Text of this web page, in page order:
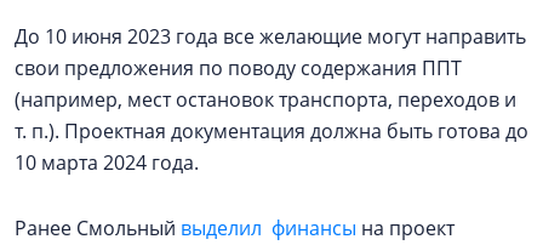
До 10 июня 2023 года все желающие могут направить
свои предложения по поводу содержания ППТ
(например, мест остановок транспорта, переходов и
т. п.). Проектная документация должна быть готова до
10 марта 2024 года.
Ранее Смольный выделил финансы на проект